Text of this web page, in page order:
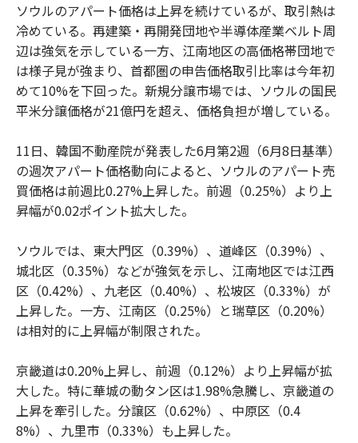
ソウルのアパート価格は上昇を続けているが、取引熱は
冷めている。再建築・再開発団地や半導体産業ベルト周
辺は強気を示している一方、江南地区の高価格帯団地で
は様子見が強まり、首都圏の申告価格取引比率は今年初
めて10%を下回った。新規分譲市場では、ソウルの国民
平米分譲価格が21億円を超え、価格負担が増している。
11日、韓国不動産院が発表した6月第2週（6月8日基準）
の週次アパート価格動向によると、ソウルのアパート売
買価格は前週比0.27%上昇した。前週（0.25%）より上
昇幅が0.02ポイント拡大した。
ソウルでは、東大門区（0.39%）、道峰区（0.39%）、
城北区（0.35%）などが強気を示し、江南地区では江西
区（0.42%）、九老区（0.40%）、松坡区（0.33%）が
上昇した。一方、江南区（0.25%）と瑞草区（0.20%）
は相対的に上昇幅が制限された。
京畿道は0.20%上昇し、前週（0.12%）より上昇幅が拡
大した。特に華城の動タン区は1.98%急騰し、京畿道の
上昇を牽引した。分譲区（0.62%）、中原区（0.4
8%）、九里市（0.33%）も上昇した。